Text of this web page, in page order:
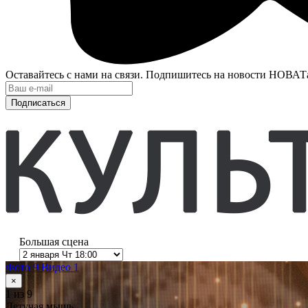
Оставайтесь с нами на связи. Подпишитесь на новости
Подписаться
Большая сцена
Фото 9 Видео 1
×
1 из 9